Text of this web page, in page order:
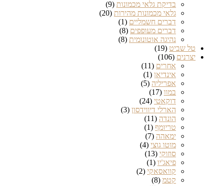
בדיקת גלאי מכמונות (9)
גלאי מכמונות מהירות (20)
דברים חשמליים (1)
דברים מעופפים (8)
נהיגה אוטונומית (8)
טל שביט (19)
יצרנים (106)
אחרים (11)
אינדיאן (1)
אפריליה (5)
במוו (17)
דוקאטי (24)
הארלי דיווידסון (3)
הונדה (11)
טריומף (1)
ימאהה (7)
מוטו גוצי (4)
סוזוקי (13)
פיאג'יו (1)
קוואסאקי (2)
קטמ (8)